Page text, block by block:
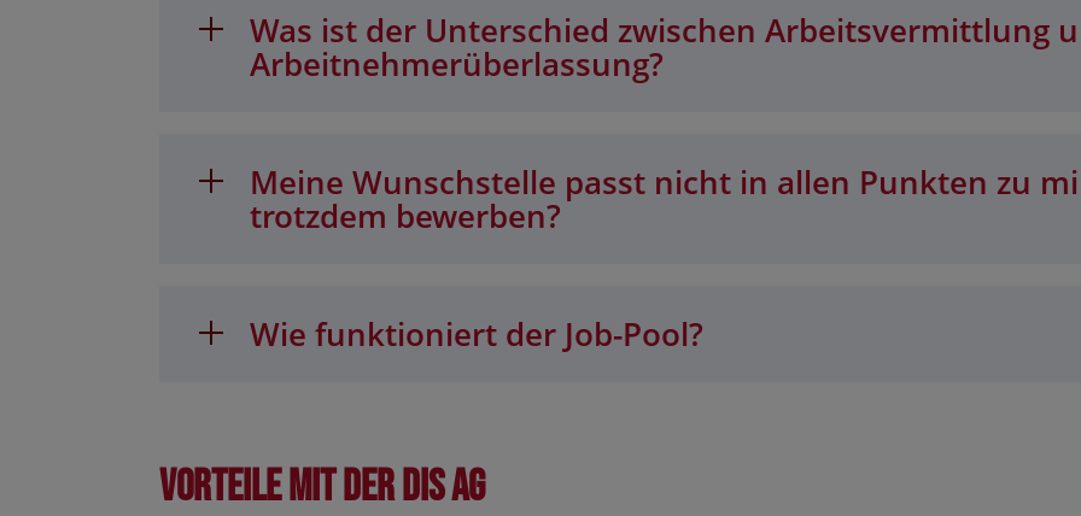
Was ist der Unterschied zwischen Arbeitsvermittlung
Arbeitnehmerüberlassung?
Meine Wunschstelle passt nicht in allen Punkten zu
trotzdem bewerben?
Wie funktioniert der Job-Pool?
Vorteile mit der DIS AG